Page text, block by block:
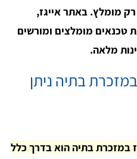
מומלץ. באתר אייגז,
מאת טכנאים מומלצים ומורשים
מלאה.
בתיה ניתן
במזכרת בתיה הוא בדרך כלל